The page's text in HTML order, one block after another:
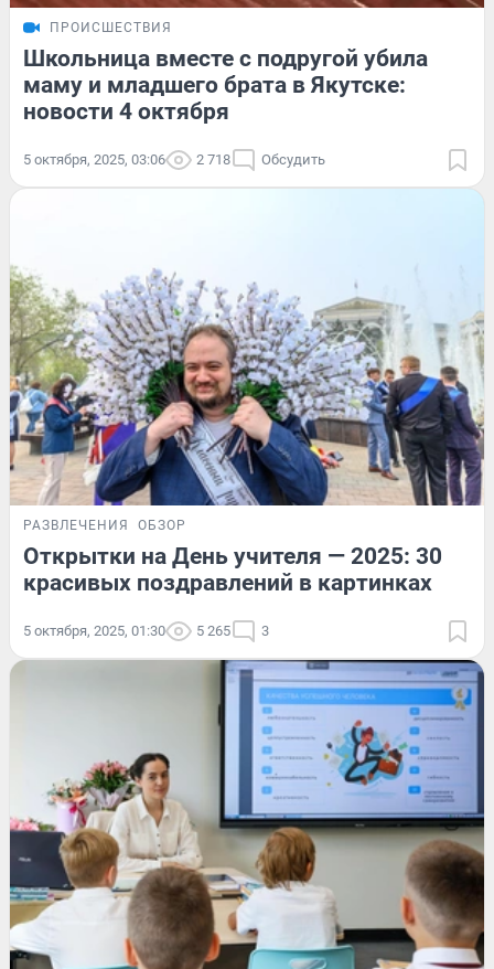
ПРОИСШЕСТВИЯ
Школьница вместе с подругой убила
маму и младшего брата в Якутске:
новости 4 октября
5 октября, 2025, 03:06 2 718 Обсудить
РАЗВЛЕЧЕНИЯ ОБЗОР
Открытки на День учителя — 2025: 30
красивых поздравлений в картинках
5 октября, 2025, 01:30 5 265 3